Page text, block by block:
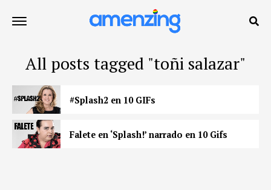
All posts tagged "toñi salazar"
#Splash2 en 10 GIFs
Falete en ‘Splash!’ narrado en 10 Gifs